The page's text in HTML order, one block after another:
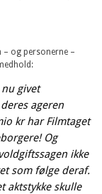
og personerne –
givet
ageren
kr har Filmtaget
Og
ikke
som følge deraf.
aktstykke skulle